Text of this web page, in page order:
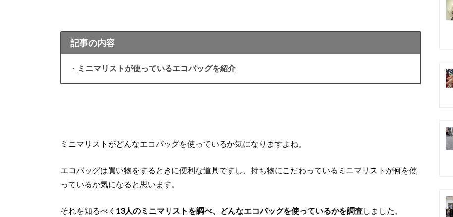
記事の内容
・ ミニマリストが使っているエコバッグを紹介
ミニマリストがどんなエコバッグを使っているか気になりますよね。
エコバッグは買い物をするときに便利な道具ですし、持ち物にこだわっているミニマリストが何を使
っているか気になると思います。
それを知るべく 13人のミニマリストを調べ、どんなエコバッグを使っているかを調査しました。